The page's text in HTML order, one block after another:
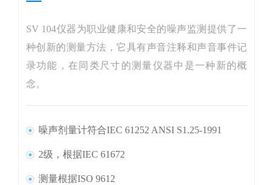
SV 104仪器为职业健康和安全的噪声监测提供了一
种创新的测量方法，它具有声音注释和声音事件记
录功能，在同类尺寸的测量仪器中是一种新的概
念。
噪声剂量计符合IEC 61252 ANSI S1.25-1991
2级，根据IEC 61672
测量根据ISO 9612